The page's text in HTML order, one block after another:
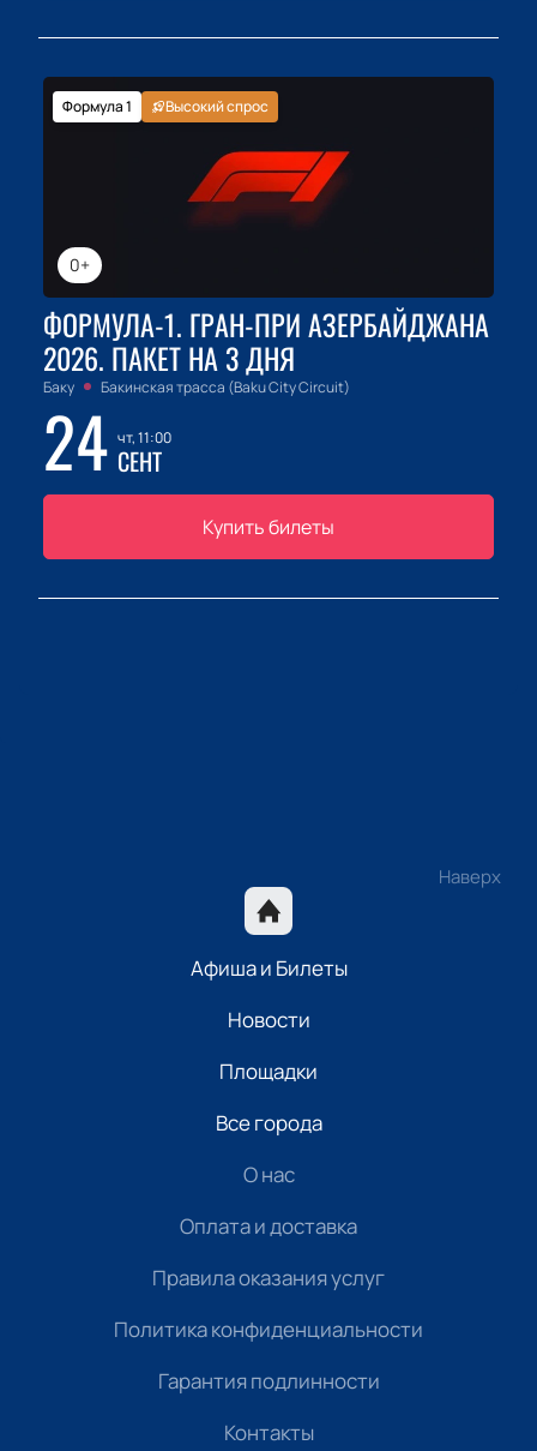
0+
Формула 1 Высокий спрос
ФОРМУЛА-1. ГРАН-ПРИ АЗЕРБАЙДЖАНА
2026. ПАКЕТ НА 3 ДНЯ
Баку Бакинская трасса (Baku City Circuit)
24 чт, 11:00
СЕНТ
Купить билеты
Наверх
Афиша и Билеты
Новости
Площадки
Все города
О нас
Оплата и доставка
Правила оказания услуг
Политика конфиденциальности
Гарантия подлинности
Контакты